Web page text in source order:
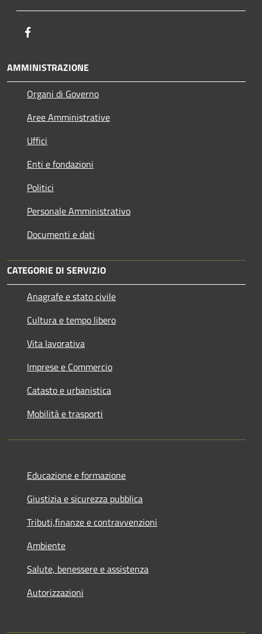
AMMINISTRAZIONE
Organi di Governo
Aree Amministrative
Uffici
Enti e fondazioni
Politici
Personale Amministrativo
Documenti e dati
CATEGORIE DI SERVIZIO
Anagrafe e stato civile
Cultura e tempo libero
Vita lavorativa
Imprese e Commercio
Catasto e urbanistica
Mobilità e trasporti
Educazione e formazione
Giustizia e sicurezza pubblica
Tributi,finanze e contravvenzioni
Ambiente
Salute, benessere e assistenza
Autorizzazioni